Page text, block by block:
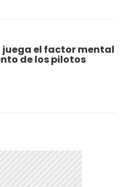
juega el factor mental
de los pilotos